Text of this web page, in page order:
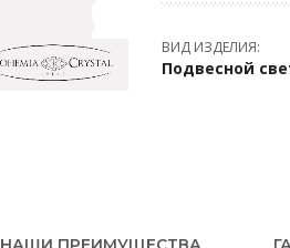
ВИД ИЗДЕЛИЯ:
Подвесной